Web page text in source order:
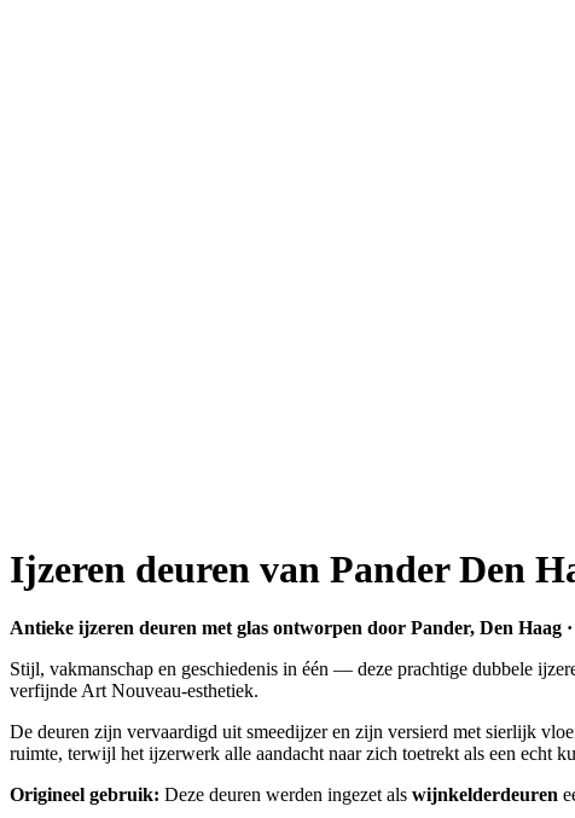
Ijzeren deuren van Pander Den
Antieke ijzeren deuren met glas ontworpen door Pander, Den Haag
Stijl, vakmanschap en geschiedenis in één — deze prachtige dubbele
verfijnde Art Nouveau-esthetiek.
De deuren zijn vervaardigd uit smeedijzer en zijn versierd met sierlijk
ruimte, terwijl het ijzerwerk alle aandacht naar zich toetrekt als een echt
Origineel gebruik: Deze deuren werden ingezet als wijnkelderdeuren